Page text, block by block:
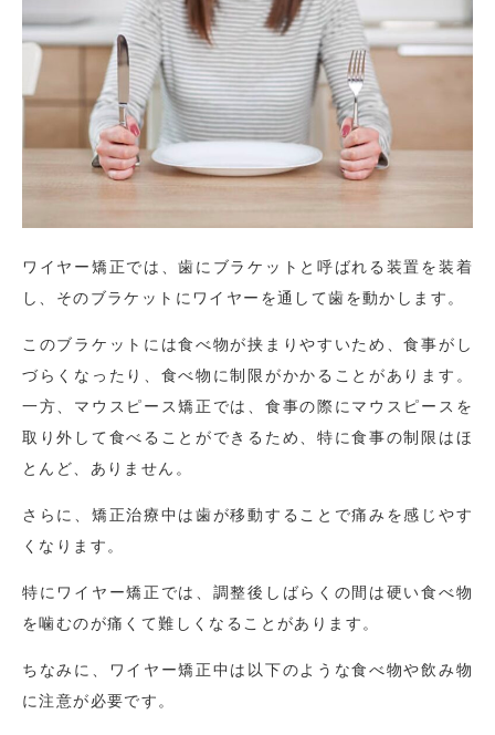
ワイヤー矯正では、歯にブラケットと呼ばれる装置を装着
し、そのブラケットにワイヤーを通して歯を動かします。
このブラケットには食べ物が挟まりやすいため、食事がし
づらくなったり、食べ物に制限がかかることがあります。
一方、マウスピース矯正では、食事の際にマウスピースを
取り外して食べることができるため、特に食事の制限はほ
とんど、ありません。
さらに、矯正治療中は歯が移動することで痛みを感じやす
くなります。
特にワイヤー矯正では、調整後しばらくの間は硬い食べ物
を噛むのが痛くて難しくなることがあります。
ちなみに、ワイヤー矯正中は以下のような食べ物や飲み物
に注意が必要です。